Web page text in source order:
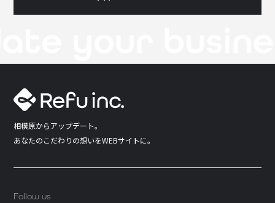
相模原からアップデート。
あなたのこだわりの想いをWEBサイトに。
Follow us